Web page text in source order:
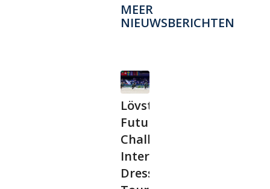
MEER
NIEUWSBERICHTEN
Lövsta
Future
Challenge
International
Dressage